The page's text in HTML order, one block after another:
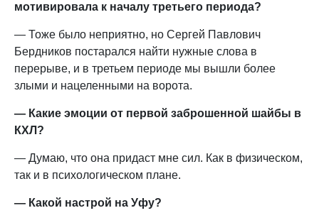
мотивировала к началу третьего периода?
— Тоже было неприятно, но Сергей Павлович
Бердников постарался найти нужные слова в
перерыве, и в третьем периоде мы вышли более
злыми и нацеленными на ворота.
— Какие эмоции от первой заброшенной шайбы в
КХЛ?
— Думаю, что она придаст мне сил. Как в физическом,
так и в психологическом плане.
— Какой настрой на Уфу?